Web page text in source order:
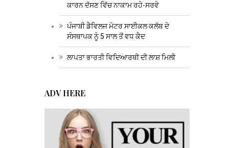
ਕਾਰਨ ਦੱਸਣ ਵਿੱਚ ਨਾਕਾਮ ਰਹੇ-ਸਰਵੇ
ਪੰਜਾਬੀ ਡੈਵਿਲਜ ਮੋਟਰ ਸਾਈਕਲ ਕਲੱਬ ਦੇ
ਸੰਸਥਾਪਕ ਨੂੰ 5 ਸਾਲ ਤੋਂ ਵਧ ਕੈਦ
ਲਾਪਤਾ ਭਾਰਤੀ ਵਿਦਿਆਰਥੀ ਦੀ ਲਾਸ਼ ਮਿਲੀ
ADV HERE